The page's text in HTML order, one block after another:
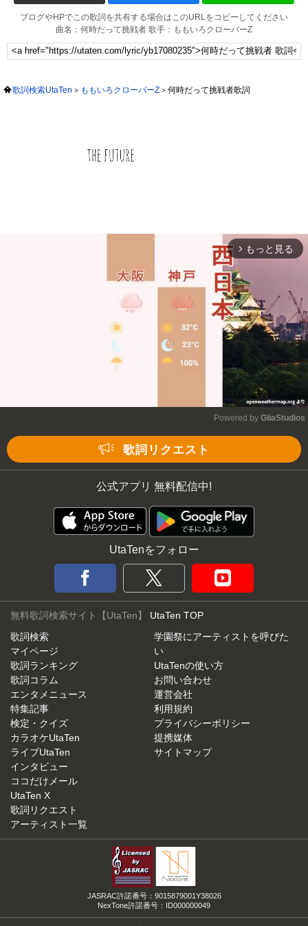
ブログやHPでこの歌詞を共有する場合はこのURLをコピーしてください
曲名：何時だって挑戦者 歌手：ももいろクローバーZ
歌詞検索UtaTen ももいろクローバーZ 何時だって挑戦者歌詞
arrow_forward_ios もっと見る
Powered by GliaStudios
歌詞リクエスト
公式アプリ 無料配信中!
UtaTenをフォロー
無料歌詞検索サイト【UtaTen】 UtaTen TOP
歌詞検索
マイページ
歌詞ランキング
歌詞コラム
エンタメニュース
特集記事
検定・クイズ
カラオケUtaTen
ライブUtaTen
インタビュー
ココだけメール
UtaTen X
歌詞リクエスト
アーティスト一覧
学園祭にアーティストを呼びた
い
UtaTenの使い方
お問い合わせ
運営会社
利用規約
プライバシーポリシー
提携媒体
サイトマップ
JASRAC許諾番号：9015879001Y38026
NexTone許諾番号：ID000000049